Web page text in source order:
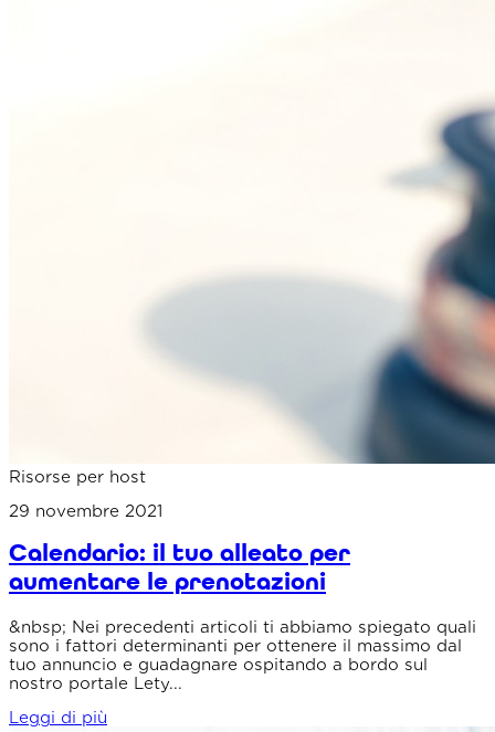
Risorse per host
29 novembre 2021
Calendario: il tuo alleato per
aumentare le prenotazioni
&nbsp; Nei precedenti articoli ti abbiamo spiegato quali
sono i fattori determinanti per ottenere il massimo dal
tuo annuncio e guadagnare ospitando a bordo sul
nostro portale Lety...
Leggi di più